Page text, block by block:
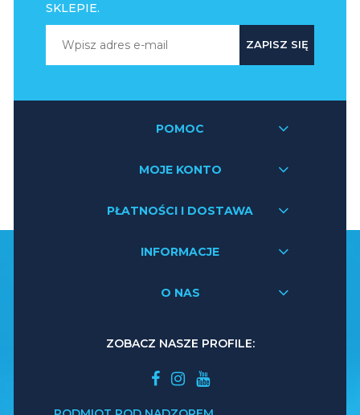
SKLEPIE.
ZAPISZ SIĘ
POMOC
MOJE KONTO
PŁATNOŚCI I DOSTAWA
INFORMACJE
O NAS
ZOBACZ NASZE PROFILE: